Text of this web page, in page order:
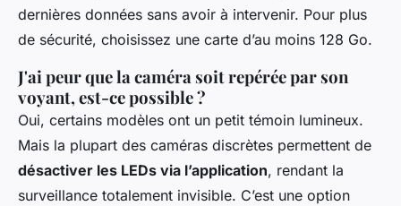
dernières données sans avoir à intervenir. Pour plus
de sécurité, choisissez une carte d’au moins 128 Go.
J'ai peur que la caméra soit repérée par son
voyant, est-ce possible ?
Oui, certains modèles ont un petit témoin lumineux.
Mais la plupart des caméras discrètes permettent de
désactiver les LEDs via l’application, rendant la
surveillance totalement invisible. C’est une option